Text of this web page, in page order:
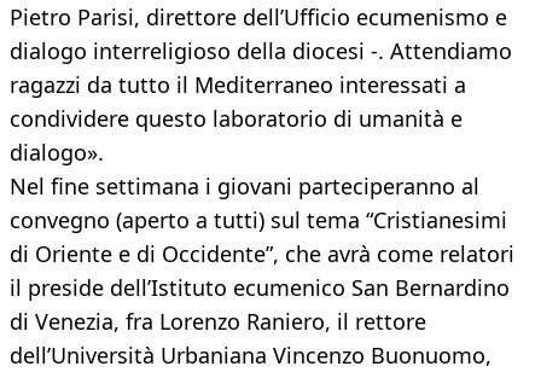
Pietro Parisi, direttore dell’Ufficio ecumenismo e
dialogo interreligioso della diocesi -. Attendiamo
ragazzi da tutto il Mediterraneo interessati a
condividere questo laboratorio di umanità e
dialogo».
Nel fine settimana i giovani parteciperanno al
convegno (aperto a tutti) sul tema “Cristianesimi
di Oriente e di Occidente”, che avrà come relatori
il preside dell’Istituto ecumenico San Bernardino
di Venezia, fra Lorenzo Raniero, il rettore
dell’Università Urbaniana Vincenzo Buonuomo,